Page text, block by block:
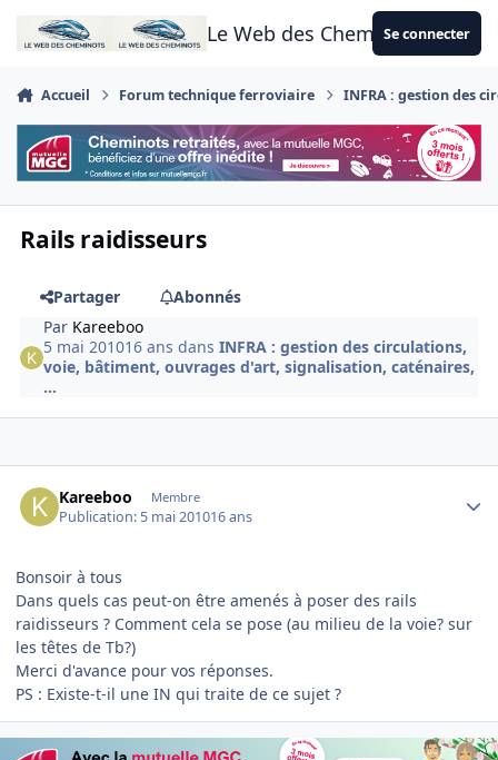
Aller au contenu
Le Web des CheminotsSe connecter
Accueil Forum technique ferroviaire INFRA : gestion des
Rails raidisseurs
Partager
Abonnés
Par Kareeboo
5 mai 201016 ans dansINFRA : gestion des circulations,
voie, bâtiment, ouvrages d'art, signalisation, caténaires,
...
Kareeboo Membre
Publication: 5 mai 201016 ans
Bonsoir à tous
Dans quels cas peut-on être amenés à poser des rails
raidisseurs ? Comment cela se pose (au milieu de la voie? sur
les têtes de Tb?)
Merci d'avance pour vos réponses.
PS : Existe-t-il une IN qui traite de ce sujet ?